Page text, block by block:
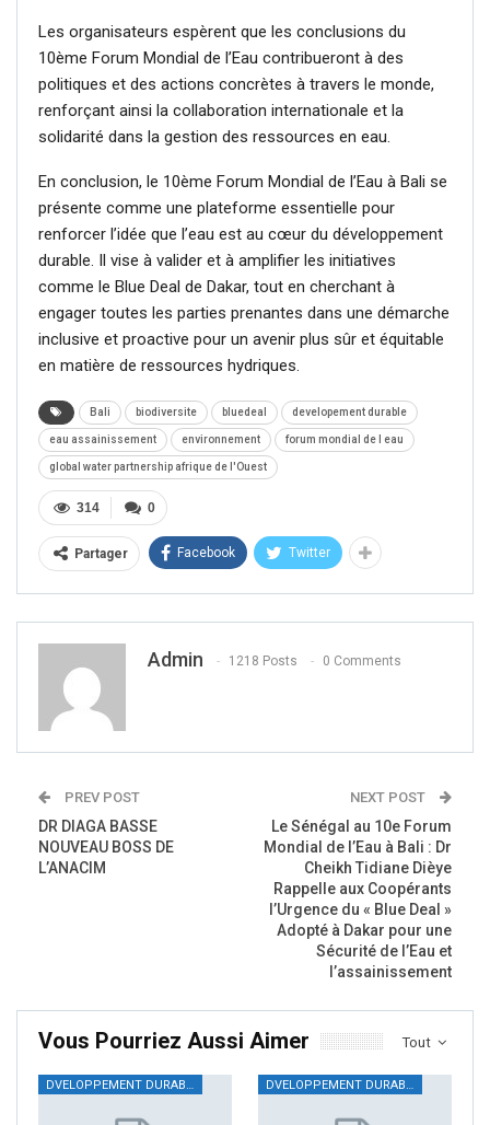
Les organisateurs espèrent que les conclusions du
10ème Forum Mondial de l’Eau contribueront à des
politiques et des actions concrètes à travers le monde,
renforçant ainsi la collaboration internationale et la
solidarité dans la gestion des ressources en eau.
En conclusion, le 10ème Forum Mondial de l’Eau à Bali se
présente comme une plateforme essentielle pour
renforcer l’idée que l’eau est au cœur du développement
durable. Il vise à valider et à amplifier les initiatives
comme le Blue Deal de Dakar, tout en cherchant à
engager toutes les parties prenantes dans une démarche
inclusive et proactive pour un avenir plus sûr et équitable
en matière de ressources hydriques.
Bali biodiversite bluedeal developement durable
eau assainissement environnement forum mondial de l eau
global water partnership afrique de l'Ouest
0
314
Partager Facebook Twitter
Admin 1218 Posts 0 Comments
PREV POST
DR DIAGA BASSE
NOUVEAU BOSS DE
L’ANACIM
NEXT POST
Le Sénégal au 10e Forum
Mondial de l’Eau à Bali : Dr
Cheikh Tidiane Dièye
Rappelle aux Coopérants
l’Urgence du « Blue Deal »
Adopté à Dakar pour une
Sécurité de l’Eau et
l’assainissement
Tout
Vous Pourriez Aussi Aimer
DVELOPPEMENT DURABLE DVELOPPEMENT DURABLE